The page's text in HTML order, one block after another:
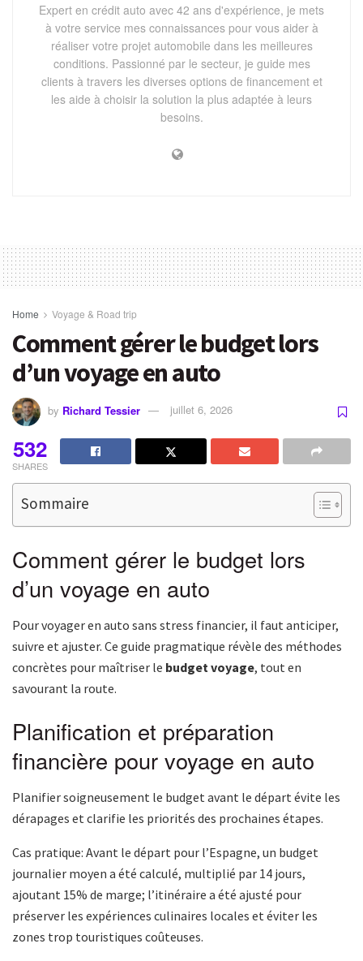
Expert en crédit auto avec 42 ans d'expérience, je mets
à votre service mes connaissances pour vous aider à
réaliser votre projet automobile dans les meilleures
conditions. Passionné par le secteur, je guide mes
clients à travers les diverses options de financement et
les aide à choisir la solution la plus adaptée à leurs
besoins.
Home Voyage & Road trip
Comment gérer le budget lors
d’un voyage en auto
by Richard Tessier juillet 6, 2026
532
SHARES
Sommaire
Comment gérer le budget lors
d’un voyage en auto
Pour voyager en auto sans stress financier, il faut anticiper,
suivre et ajuster. Ce guide pragmatique révèle des méthodes
concrètes pour maîtriser le budget voyage, tout en
savourant la route.
Planification et préparation
financière pour voyage en auto
Planifier soigneusement le budget avant le départ évite les
dérapages et clarifie les priorités des prochaines étapes.
Cas pratique: Avant le départ pour l’Espagne, un budget
journalier moyen a été calculé, multiplié par 14 jours,
ajoutant 15% de marge; l’itinéraire a été ajusté pour
préserver les expériences culinaires locales et éviter les
zones trop touristiques coûteuses.